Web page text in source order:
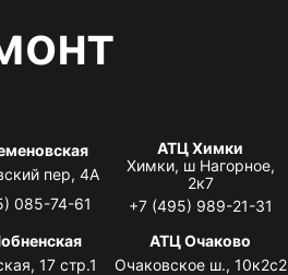
пер, 4А
085-74-61
АТЦ Химки
Химки, ш Нагорное,
2к7
+7 (495) 989-21-31
17 стр.1
АТЦ Очаково
Очаковское ш., 10к2с2